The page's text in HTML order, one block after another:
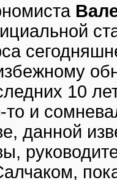
10
то и
данной